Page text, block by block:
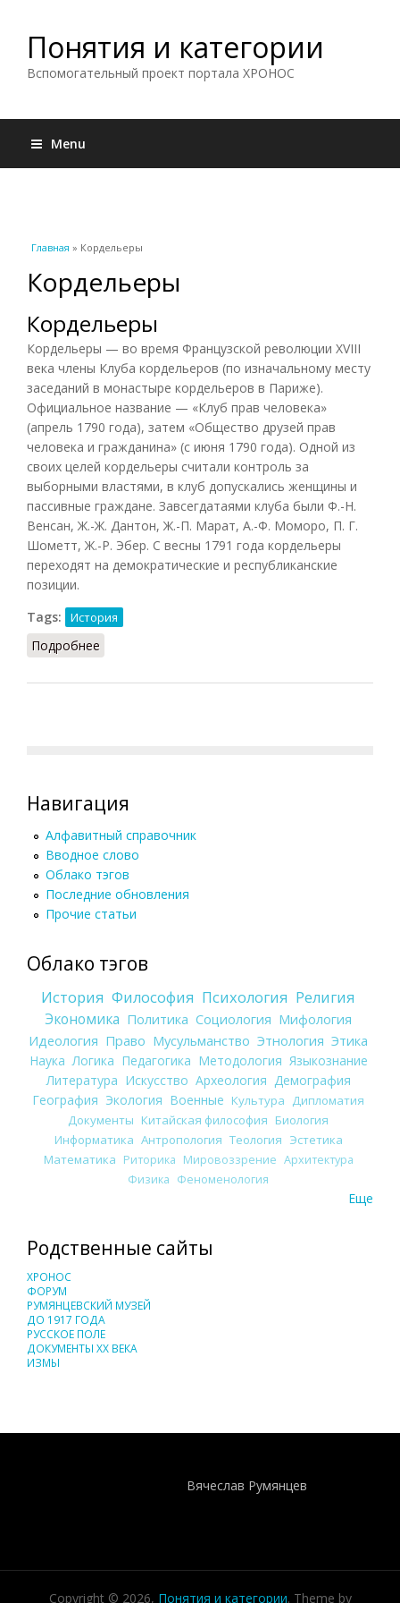
Понятия и категории
Вспомогательный проект портала ХРОНОС
Menu
Вы здесь
Главная » Кордельеры
Кордельеры
Кордельеры
Кордельеры — во время Французской революции XVIII
века члены Клуба кордельеров (по изначальному месту
заседаний в монастыре кордельеров в Париже).
Официальное название — «Клуб прав человека»
(апрель 1790 года), затем «Общество друзей прав
человека и гражданина» (с июня 1790 года). Одной из
своих целей кордельеры считали контроль за
выборными властями, в клуб допускались женщины и
пассивные граждане. Завсегдатаями клуба были Ф.-Н.
Венсан, Ж.-Ж. Дантон, Ж.-П. Марат, А.-Ф. Моморо, П. Г.
Шометт, Ж.-Р. Эбер. С весны 1791 года кордельеры
переходят на демократические и республиканские
позиции.
Tags:
История
Подробнее
Навигация
Алфавитный справочник
Вводное слово
Облако тэгов
Последние обновления
Прочие статьи
Облако тэгов
История Философия Психология Религия
Экономика Политика Социология Мифология
Идеология Право Мусульманство Этнология Этика
Наука Логика Педагогика Методология Языкознание
Литература Искусство Археология Демография
География Экология Военные Культура
Дипломатия
Документы Китайская философия Биология
Информатика Антропология Теология Эстетика
Математика Риторика Мировоззрение Архитектура
Физика Феноменология
Еще
Родственные сайты
ХРОНОС
ФОРУМ
РУМЯНЦЕВСКИЙ МУЗЕЙ
ДО 1917 ГОДА
РУССКОЕ ПОЛЕ
ДОКУМЕНТЫ XX ВЕКА
ИЗМЫ
Вячеслав Румянцев
Copyright © 2026, Понятия и категории. Theme by